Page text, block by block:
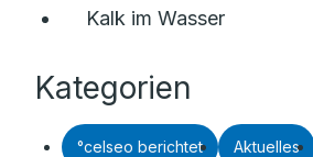
Kalk im Wasser
Kategorien
°celseo berichtet Aktuelles